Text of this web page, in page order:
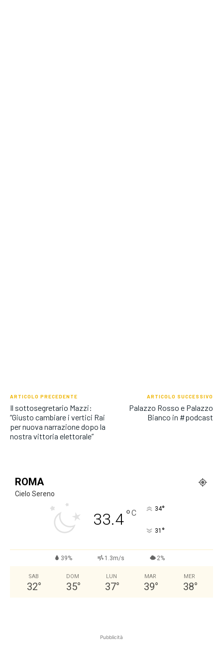
ARTICOLO PRECEDENTE
Il sottosegretario Mazzi:
“Giusto cambiare i vertici Rai
per nuova narrazione dopo la
nostra vittoria elettorale”
ARTICOLO SUCCESSIVO
Palazzo Rosso e Palazzo
Bianco in #podcast
ROMA
Cielo Sereno
33.4°C 34°
31 °
39% 1.3m/s 2%
SAB
32°
DOM
35°
LUN
37°
MAR
39°
MER
38°
Pubblicità